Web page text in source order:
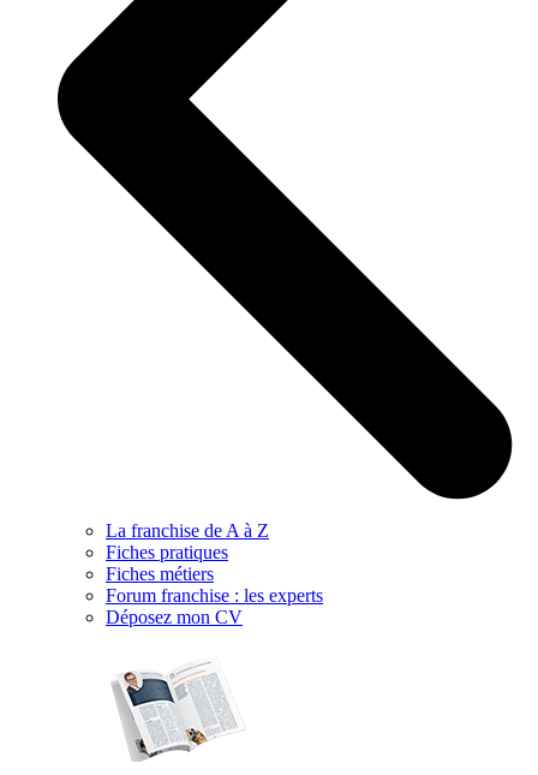
La franchise de A à Z
Fiches pratiques
Fiches métiers
Forum franchise : les experts
Déposez mon CV